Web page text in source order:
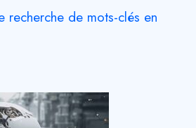
recherche de mots-clés en